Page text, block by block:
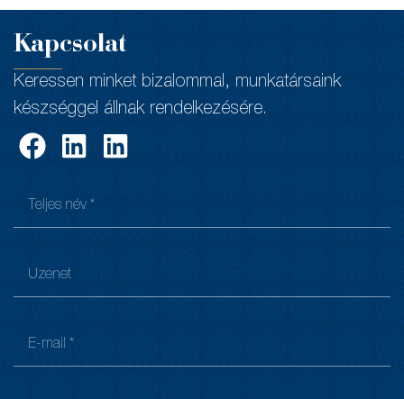
Kapcsolat
Keressen minket bizalommal, munkatársaink
készséggel állnak rendelkezésére.